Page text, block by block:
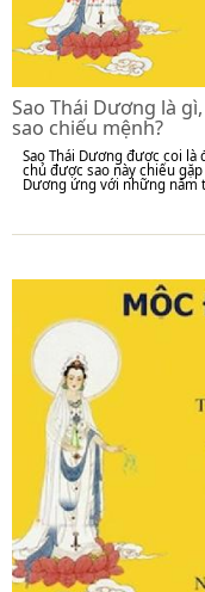
Sao Thái Dương là
sao chiếu mệnh?
Sao Thái Dương được coi
chủ được sao này chiếu
Dương ứng với những năm